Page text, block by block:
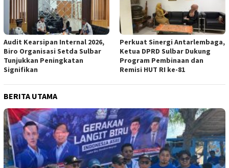
Audit Kearsipan Internal 2026,
Biro Organisasi Setda Sulbar
Tunjukkan Peningkatan
Signifikan
Perkuat Sinergi Antarlembaga,
Ketua DPRD Sulbar Dukung
Program Pembinaan dan
Remisi HUT RI ke-81
BERITA UTAMA